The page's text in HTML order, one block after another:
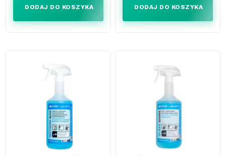
DODAJ DO KOSZYKA DODAJ DO KOSZYKA